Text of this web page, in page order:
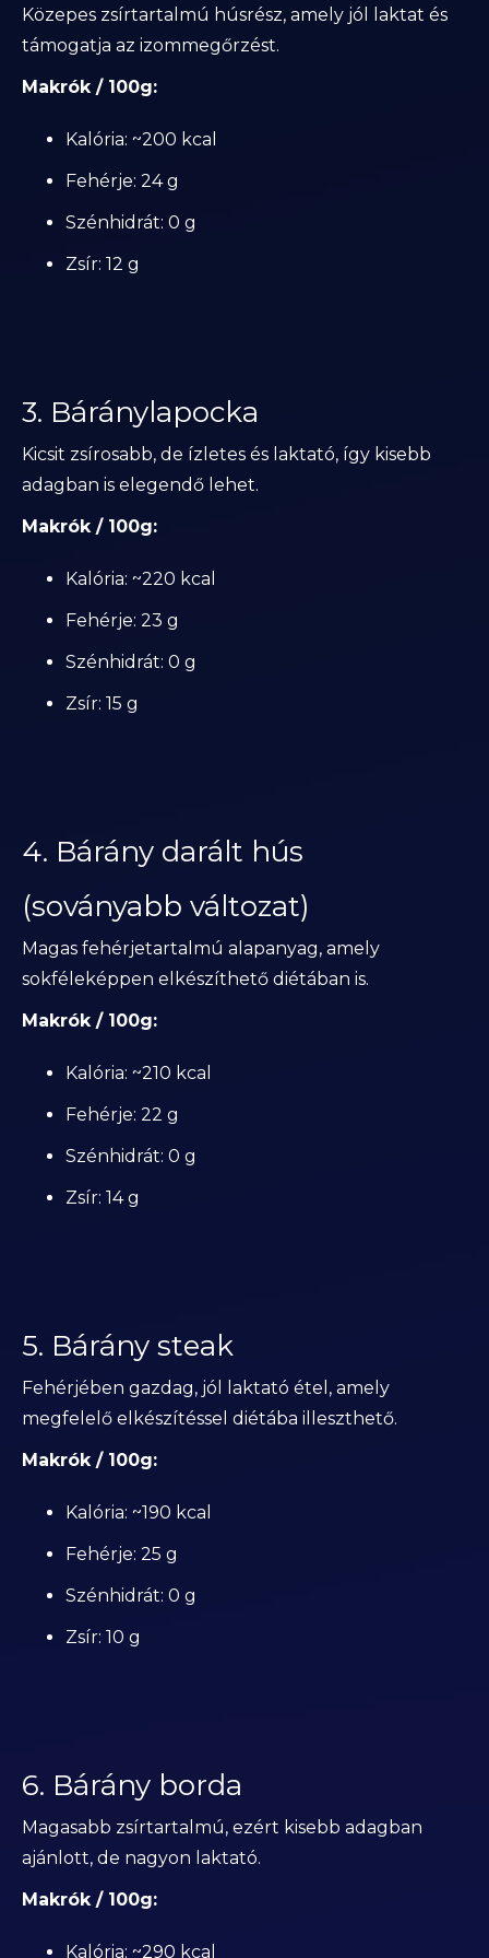
Közepes zsírtartalmú húsrész, amely jól laktat és
támogatja az izommegőrzést.
Makrók / 100g:
Kalória: ~200 kcal
Fehérje: 24 g
Szénhidrát: 0 g
Zsír: 12 g
3. Báránylapocka
Kicsit zsírosabb, de ízletes és laktató, így kisebb
adagban is elegendő lehet.
Makrók / 100g:
Kalória: ~220 kcal
Fehérje: 23 g
Szénhidrát: 0 g
Zsír: 15 g
4. Bárány darált hús
(soványabb változat)
Magas fehérjetartalmú alapanyag, amely
sokféleképpen elkészíthető diétában is.
Makrók / 100g:
Kalória: ~210 kcal
Fehérje: 22 g
Szénhidrát: 0 g
Zsír: 14 g
5. Bárány steak
Fehérjében gazdag, jól laktató étel, amely
megfelelő elkészítéssel diétába illeszthető.
Makrók / 100g:
Kalória: ~190 kcal
Fehérje: 25 g
Szénhidrát: 0 g
Zsír: 10 g
6. Bárány borda
Magasabb zsírtartalmú, ezért kisebb adagban
ajánlott, de nagyon laktató.
Makrók / 100g:
Kalória: ~290 kcal